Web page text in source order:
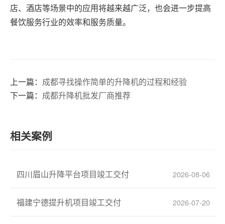
店、酒店等场景中的应用将越来越广泛，也会进一步提高
餐饮服务行业的效率和服务质量。
上一篇： 成都寻找操作简单的升降机的过程和经验
下一篇： 成都升降机批发厂商推荐
相关案例
四川眉山升降平台项目竣工交付 2026-08-06
福建宁德提升机项目竣工交付 2026-07-20